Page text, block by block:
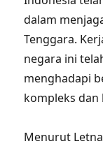
dalam
Tenggara.
negara ini
menghadapi
kompleks dan
Menurut